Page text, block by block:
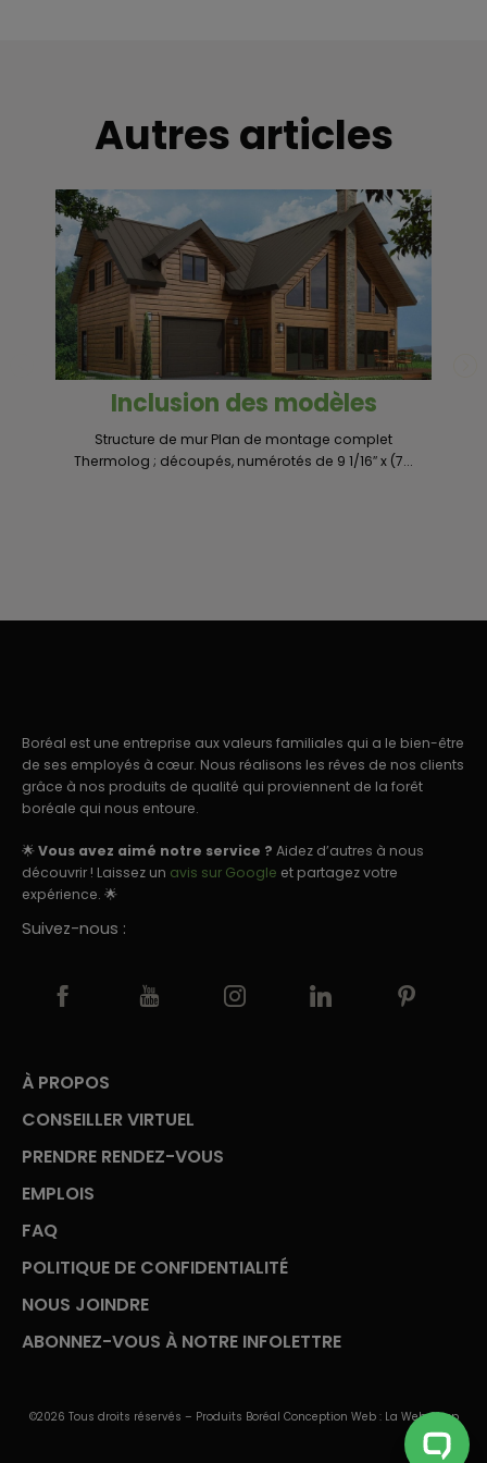
Autres articles
Inclusion des modèles
Structure de mur Plan de montage complet
Thermolog ; découpés, numérotés de 9 1/16″ x (7...
Boréal est une entreprise aux valeurs familiales qui a le bien-être
de ses employés à cœur. Nous réalisons les rêves de nos clients
grâce à nos produits de qualité qui proviennent de la forêt
boréale qui nous entoure.
🌟Vous avez aimé notre service ? Aidez d’autres à nous
découvrir ! Laissez un avis sur Google et partagez votre
expérience. 🌟
Suivez-nous :
À PROPOS
CONSEILLER VIRTUEL
PRENDRE RENDEZ-VOUS
EMPLOIS
FAQ
POLITIQUE DE CONFIDENTIALITÉ
NOUS JOINDRE
ABONNEZ-VOUS À NOTRE INFOLETTRE
©2026 Tous droits réservés – Produits Boréal Conception Web : La Web Shop